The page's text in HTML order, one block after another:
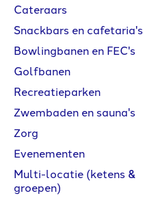
Cateraars
Snackbars en cafetaria's
Bowlingbanen en FEC's
Golfbanen
Recreatieparken
Zwembaden en sauna's
Zorg
Evenementen
Multi-locatie (ketens &
groepen)